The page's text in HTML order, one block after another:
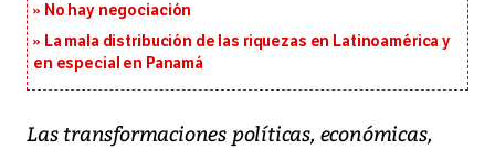
No hay negociación
La mala distribución de las riquezas en Latinoamérica y
en especial en Panamá
Las transformaciones políticas, económicas,